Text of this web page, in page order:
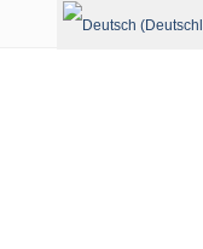
Sprache auswählen